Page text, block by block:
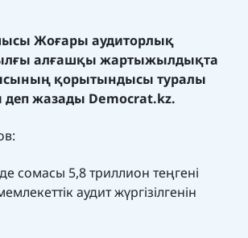
Жоғары аудиторлық
алғашқы жартыжылдықта
қорытындысы туралы
деп жазады Democrat.kz.
сомасы 5,8 триллион теңгені
аудит жүргізілгенін